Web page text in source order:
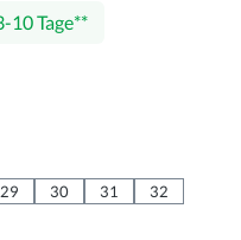
10 Tage
29 30 31
32